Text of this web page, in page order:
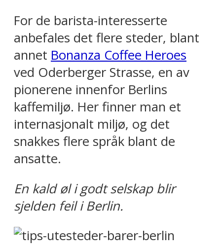
For de barista-interesserte
anbefales det flere steder, blant
annet Bonanza Coffee Heroes
ved Oderberger Strasse, en av
pionerene innenfor Berlins
kaffemiljø. Her finner man et
internasjonalt miljø, og det
snakkes flere språk blant de
ansatte.
En kald øl i godt selskap blir
sjelden feil i Berlin.